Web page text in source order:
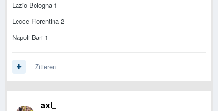
Lazio-Bologna 1
Lecce-Fiorentina 2
Napoli-Bari 1
Zitieren
axl_